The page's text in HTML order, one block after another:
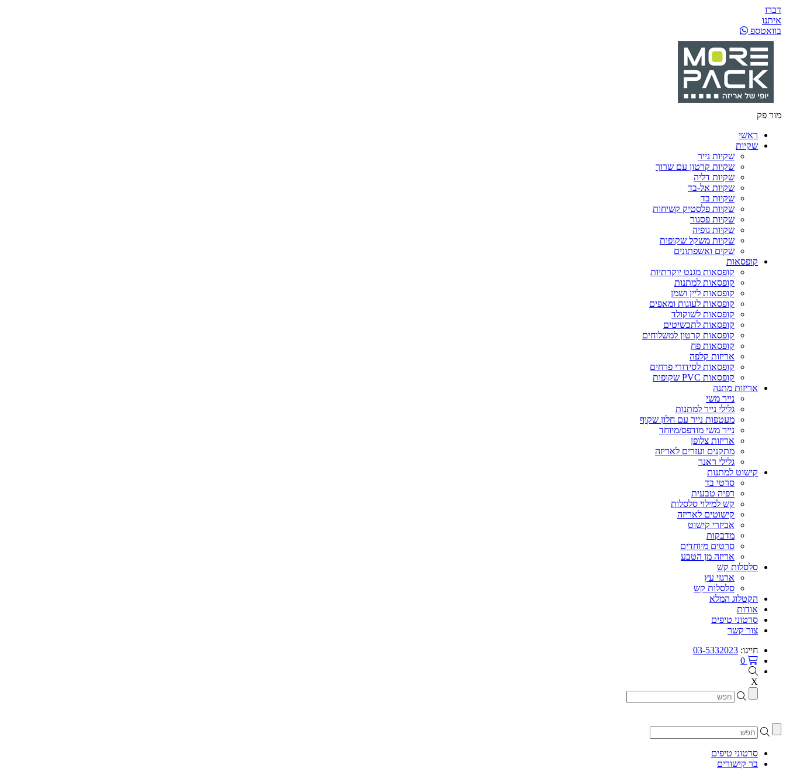
דברו
איתנו
בוואטספ
מור פק
ראשי
שקיות
שקיות נייר
שקיות קרטון עם שרוך
שקיות דליה
שקיות אל-בד
שקיות בד
שקיות פלסטיק קשיחות
שקיות פסגור
שקיות גופיה
שקיות משקל שקופות
שקים ואשפתונים
קופסאות
קופסאות מגנט יוקרתיות
קופסאות למתנות
קופסאות ליין ושמן
קופסאות לעוגות ומאפים
קופסאות לשוקולד
קופסאות לתכשיטים
קופסאות קרטון למשלוחים
קופסאות פח
אריזות קלפה
קופסאות לסידורי פרחים
קופסאות PVC שקופות
אריזות מתנה
נייר משי
גלילי נייר למתנות
מעטפות נייר עם חלון שקוף
נייר משי מודפס/מיוחד
אריזות צלופן
מתקנים ועזרים לאריזה
גלילי ראנר
קישוט למתנות
סרטי בד
רפיה טבעית
קש למילוי סלסלות
קישוטים לאריזה
אביזרי קישוט
מדבקות
סרטים מיוחדים
אריזה מן הטבע
סלסלות קש
ארגזי עץ
סלסלות קש
הקטלוג המלא
אודות
סרטוני טיפים
צור קשר
חייגו: 03-5332023
0
X
סרטוני טיפים
בר קישורים